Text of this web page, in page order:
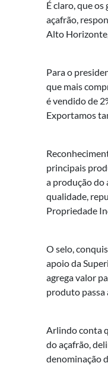
É claro, que
açafrão,
Alto
Para o
que mais
é vendido de
Exportamos
principais
a produção do
qualidade,
Propriedade
O selo,
apoio da
agrega valor
produto passa
Arlindo conta
do açafrão,
denominação